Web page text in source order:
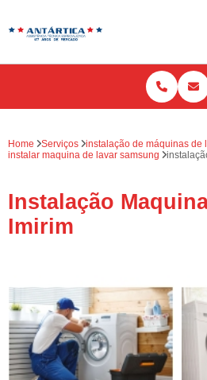
Home Serviços
instalação de máquinas de
instalar maquina de lavar samsung
Instalação
Imirim